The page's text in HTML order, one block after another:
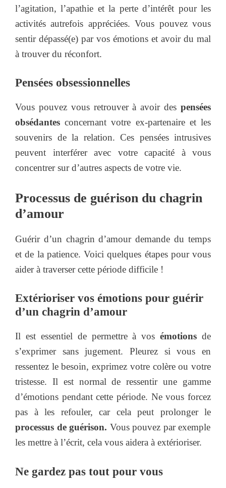
l’agitation, l’apathie et la perte d’intérêt pour les
activités autrefois appréciées. Vous pouvez vous
sentir dépassé(e) par vos émotions et avoir du mal
à trouver du réconfort.
Pensées obsessionnelles
Vous pouvez vous retrouver à avoir des pensées
obsédantes concernant votre ex-partenaire et les
souvenirs de la relation. Ces pensées intrusives
peuvent interférer avec votre capacité à vous
concentrer sur d’autres aspects de votre vie.
Processus de guérison du chagrin
d’amour
Guérir d’un chagrin d’amour demande du temps
et de la patience. Voici quelques étapes pour vous
aider à traverser cette période difficile !
Extérioriser vos émotions pour guérir
d’un chagrin d’amour
Il est essentiel de permettre à vosémotions de
s’exprimer sans jugement. Pleurez si vous en
ressentez le besoin, exprimez votre colère ou votre
tristesse. Il est normal de ressentir une gamme
d’émotions pendant cette période. Ne vous forcez
pas à les refouler, car cela peut prolonger le
processus de guérison. Vous pouvez par exemple
les mettre à l’écrit, cela vous aidera à extérioriser.
Ne gardez pas tout pour vous